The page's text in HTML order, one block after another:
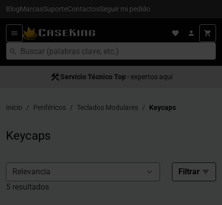
BlogMarcasSuporteContactosSeguir mi pedido
Satisfacción al cliente- servício 5
Servício Técnico Top - expertos aquí
Inicio Periféricos Teclados Modulares Keycaps
Keycaps
Filtrar
5 resultados